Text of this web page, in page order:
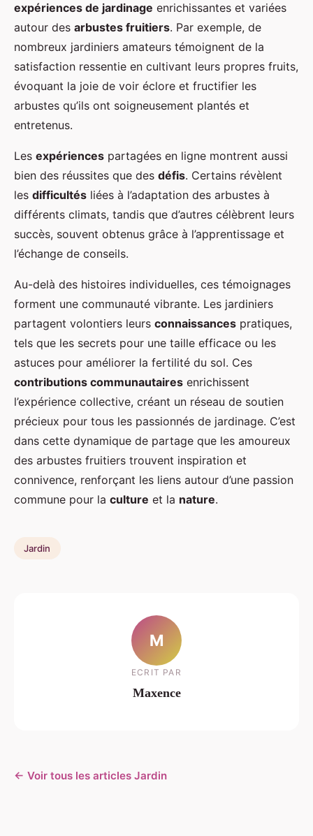
expériences de jardinage enrichissantes et variées
autour des arbustes fruitiers. Par exemple, de
nombreux jardiniers amateurs témoignent de la
satisfaction ressentie en cultivant leurs propres fruits,
évoquant la joie de voir éclore et fructifier les
arbustes qu’ils ont soigneusement plantés et
entretenus.
Les expériences partagées en ligne montrent aussi
bien des réussites que des défis. Certains révèlent
les difficultés liées à l’adaptation des arbustes à
différents climats, tandis que d’autres célèbrent leurs
succès, souvent obtenus grâce à l’apprentissage et
l’échange de conseils.
Au-delà des histoires individuelles, ces témoignages
forment une communauté vibrante. Les jardiniers
partagent volontiers leurs connaissances pratiques,
tels que les secrets pour une taille efficace ou les
astuces pour améliorer la fertilité du sol. Ces
contributions communautaires enrichissent
l’expérience collective, créant un réseau de soutien
précieux pour tous les passionnés de jardinage. C’est
dans cette dynamique de partage que les amoureux
des arbustes fruitiers trouvent inspiration et
connivence, renforçant les liens autour d’une passion
commune pour la culture et la nature.
Jardin
M
ECRIT PAR
Maxence
← Voir tous les articles Jardin